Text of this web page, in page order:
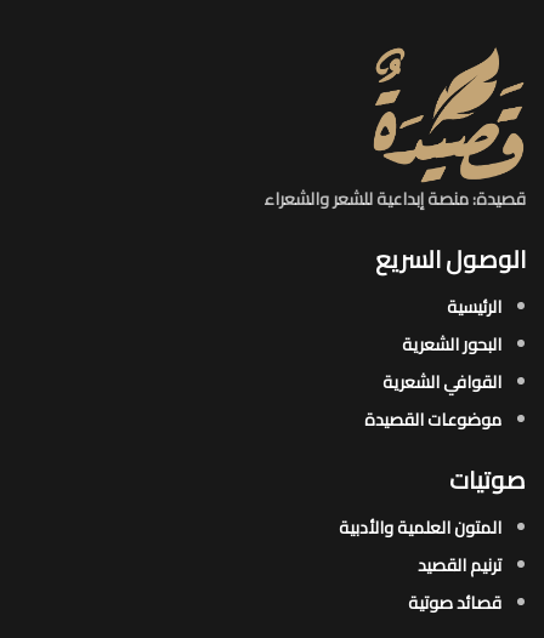
قصيدة: منصة إبداعية للشعر والشعراء
الوصول السريع
الرئيسية
البحور الشعرية​
القوافي الشعرية​
موضوعات القصيدة​
صوتيات
المتون العلمية والأدبية
ترنيم القصيد
قصائد صوتية